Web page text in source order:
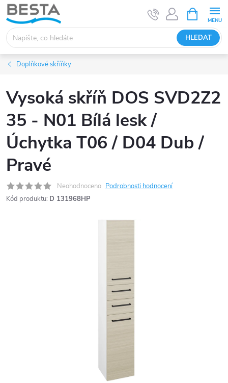
Přejít
na
obsah
HLEDAT
NÁKUPNÍ
KOŠÍK
Doplňkové skříňky
Vysoká skříň DOS SVD2Z2
35 - N01 Bílá lesk /
Úchytka T06 / D04 Dub /
Pravé
Neohodnoceno Podrobnosti hodnocení
Kód produktu: D 131968HP